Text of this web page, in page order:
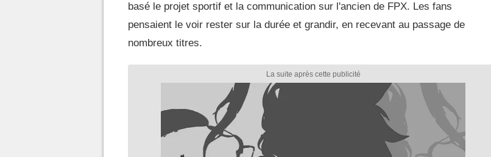
basé le projet sportif et la communication sur l'ancien de FPX. Les fans
pensaient le voir rester sur la durée et grandir, en recevant au passage de
nombreux titres.